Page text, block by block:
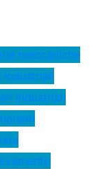
meccaniche
industriali
industriali